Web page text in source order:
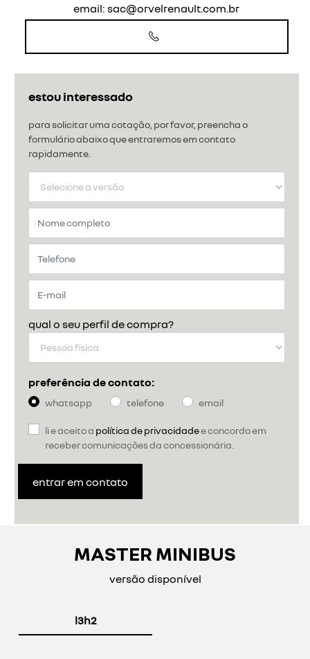
estou interessado
para solicitar uma cotação, por favor, preencha o
formulário abaixo que entraremos em contato
rapidamente.
qual o seu perfil de compra?
preferência de contato:
whatsapp telefone email
li e aceito a política de privacidadee concordo em
receber comunicações da concessionária.
entrar em contato
email: sac@orvelrenault.com.br
MASTER MINIBUS
versão disponível
l3h2